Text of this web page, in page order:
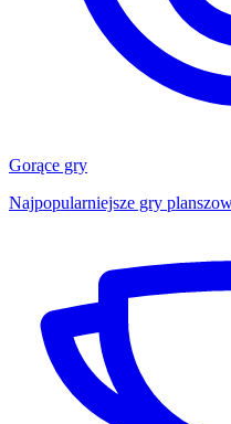
Gorące gry
Najpopularniejsze gry